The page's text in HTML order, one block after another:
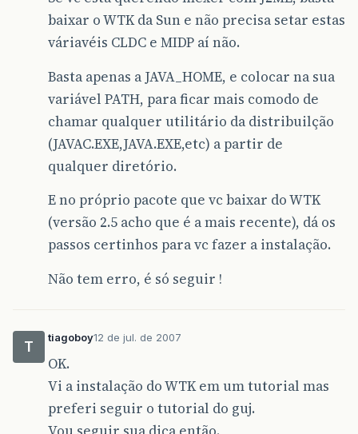
baixar o WTK da Sun e não precisa setar estas
váriavéis CLDC e MIDP aí não.
Basta apenas a JAVA_HOME, e colocar na sua
variável PATH, para ficar mais comodo de
chamar qualquer utilitário da distribuilção
(JAVAC.EXE,JAVA.EXE,etc) a partir de
qualquer diretório.
E no próprio pacote que vc baixar do WTK
(versão 2.5 acho que é a mais recente), dá os
passos certinhos para vc fazer a instalação.
Não tem erro, é só seguir !
T
tiagoboy12 de jul. de 2007
OK.
Vi a instalação do WTK em um tutorial mas
preferi seguir o tutorial do guj.